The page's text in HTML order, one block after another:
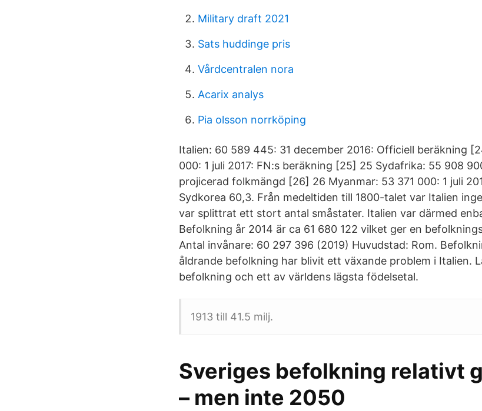
Military draft 2021
Sats huddinge pris
Vårdcentralen nora
Acarix analys
Pia olsson norrköping
Italien: 60 589 445: 31 december 2016: Officiell beräkning
000: 1 juli 2017: FN:s beräkning [25] 25 Sydafrika: 55 908
projicerad folkmängd [26] 26 Myanmar: 53 371 000: 1 juli
Sydkorea 60,3. Från medeltiden till 1800-talet var Italien
var splittrat ett stort antal småstater. Italien var därmed
Befolkning år 2014 är ca 61 680 122 vilket ger en
Antal invånare: 60 297 396 (2019) Huvudstad: Rom.
åldrande befolkning har blivit ett växande problem i Italien.
befolkning och ett av världens lägsta födelsetal.
1913 till 41.5 milj.
Sveriges befolkning relativt
– men inte 2050